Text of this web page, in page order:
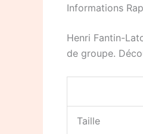
Informations
Henri Fantin-
de groupe.
Taille